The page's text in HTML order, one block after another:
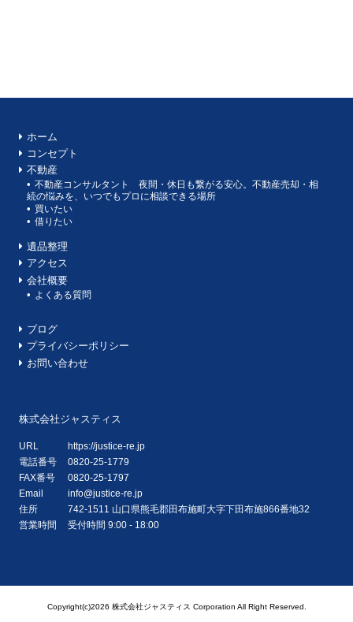
ホーム
コンセプト
不動産
不動産コンサルタント 夜間・休日も繋がる安心。不動産売却・相
続の悩みを、いつでもプロに相談できる場所
買いたい
借りたい
遺品整理
アクセス
会社概要
よくある質問
ブログ
プライバシーポリシー
お問い合わせ
株式会社ジャスティス
URL
https://justice-re.jp
電話番号
0820-25-1779
FAX番号
0820-25-1797
Email
info@justice-re.jp
住所
742-1511 山口県熊毛郡田布施町大字下田布施866番地32
営業時間
受付時間 9:00 - 18:00
Copyright(c)2026 株式会社ジャスティス Corporation All Right Reserved.